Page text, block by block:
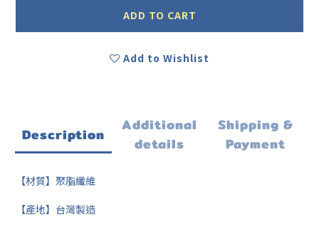
ADD TO CART
Add to Wishlist
Description
Additional
details
Shipping &
Payment
【材質】聚脂纖維
【產地】台灣製造